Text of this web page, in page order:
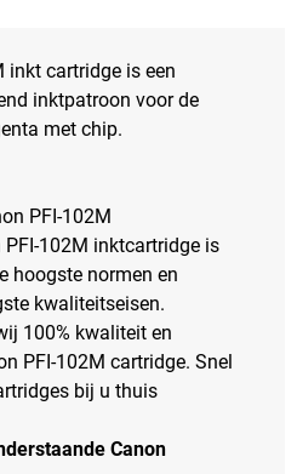
inkt cartridge is een
inktpatroon voor de
met chip.
PFI-102M
PFI-102M inktcartridge is
hoogste normen en
kwaliteitseisen.
100% kwaliteit en
PFI-102M cartridge. Snel
bij u thuis
Canon